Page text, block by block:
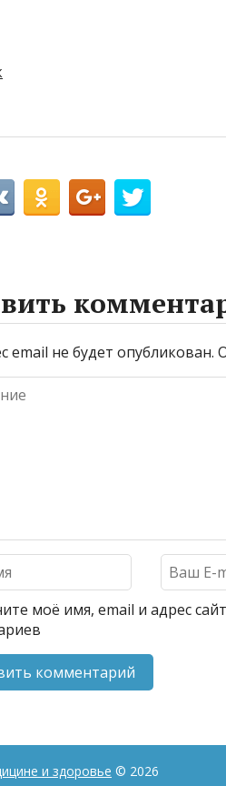
email не будет опубликован.
моё имя, email и адрес
и здоровье © 2026